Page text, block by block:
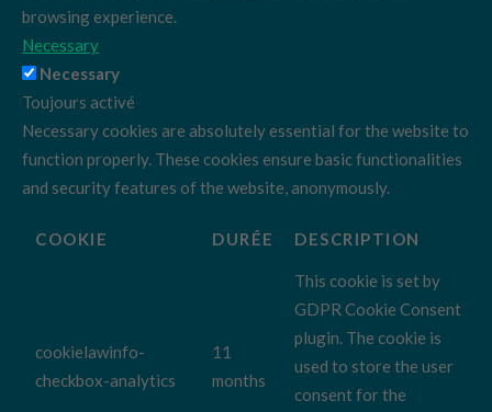
browsing experience.
Necessary
Necessary
Toujours activé
Necessary cookies are absolutely essential for the website to
function properly. These cookies ensure basic functionalities
and security features of the website, anonymously.
COOKIE DURÉE DESCRIPTION
cookielawinfo-
checkbox-analytics
11
months
This cookie is set by
GDPR Cookie Consent
plugin. The cookie is
used to store the user
consent for the